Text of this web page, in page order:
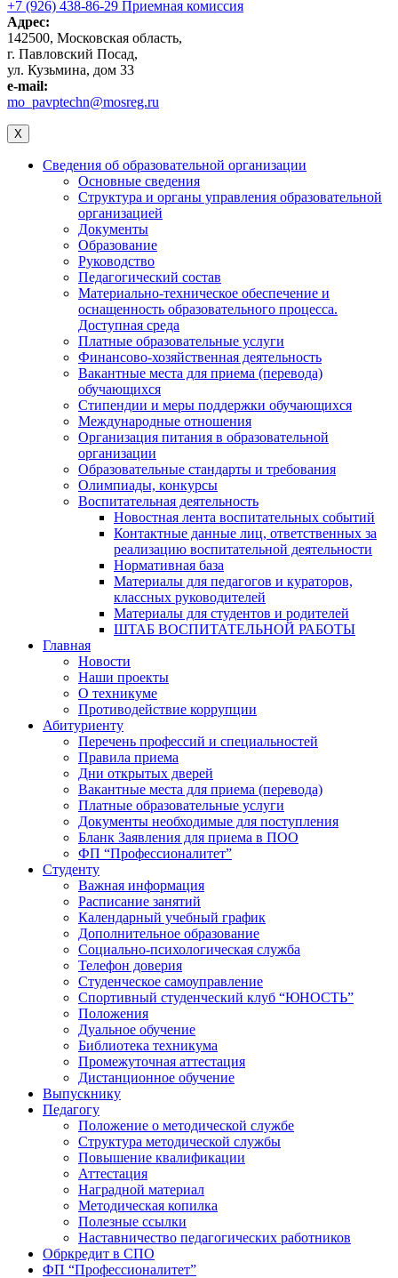
+7 (926) 438-86-29 Приемная комиссия
Адрес:
142500, Московская область,
г. Павловский Посад,
ул. Кузьмина, дом 33
e-mail:
mo_pavptechn@mosreg.ru
X
Сведения об образовательной организации
Основные сведения
Структура и органы управления образовательной
организацией
Документы
Образование
Руководство
Педагогический состав
Материально-техническое обеспечение и
оснащенность образовательного процесса.
Доступная среда
Платные образовательные услуги
Финансово-хозяйственная деятельность
Вакантные места для приема (перевода)
обучающихся
Стипендии и меры поддержки обучающихся
Международные отношения
Организация питания в образовательной
организации
Образовательные стандарты и требования
Олимпиады, конкурсы
Воспитательная деятельность
Новостная лента воспитательных событий
Контактные данные лиц, ответственных за
реализацию воспитательной деятельности
Нормативная база
Материалы для педагогов и кураторов,
классных руководителей
Материалы для студентов и родителей
ШТАБ ВОСПИТАТЕЛЬНОЙ РАБОТЫ
Главная
Новости
Наши проекты
О техникуме
Противодействие коррупции
Абитуриенту
Перечень профессий и специальностей
Правила приема
Дни открытых дверей
Вакантные места для приема (перевода)
Платные образовательные услуги
Документы необходимые для поступления
Бланк Заявления для приема в ПОО
ФП “Профессионалитет”
Студенту
Важная информация
Расписание занятий
Календарный учебный график
Дополнительное образование
Социально-психологическая служба
Телефон доверия
Студенческое самоуправление
Спортивный студенческий клуб “ЮНОСТЬ”
Положения
Дуальное обучение
Библиотека техникума
Промежуточная аттестация
Дистанционное обучение
Выпускнику
Педагогу
Положение о методической службе
Структура методической службы
Повышение квалификации
Аттестация
Наградной материал
Методическая копилка
Полезные ссылки
Наставничество педагогических работников
Обркредит в СПО
ФП “Профессионалитет”